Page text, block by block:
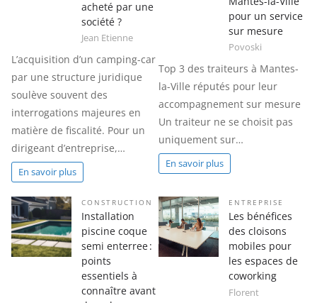
acheté par une
société ?
Jean Etienne
L’acquisition d’un camping-car
par une structure juridique
soulève souvent des
interrogations majeures en
matière de fiscalité. Pour un
dirigeant d’entreprise,…
En savoir plus
pour un service
sur mesure
Povoski
Top 3 des traiteurs à Mantes-
la-Ville réputés pour leur
accompagnement sur mesure
Un traiteur ne se choisit pas
uniquement sur…
En savoir plus
CONSTRUCTION
Installation
piscine coque
semi enterree :
points
essentiels à
connaître avant
ENTREPRISE
Les bénéfices
des cloisons
mobiles pour
les espaces de
coworking
Florent